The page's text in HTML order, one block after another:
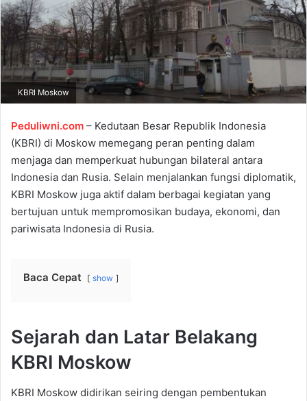
e
m
a
i
KBRI Moskow
Peduliwni.com – Kedutaan Besar Republik Indonesia
(KBRI) di Moskow memegang peran penting dalam
menjaga dan memperkuat hubungan bilateral antara
Indonesia dan Rusia. Selain menjalankan fungsi diplomatik,
KBRI Moskow juga aktif dalam berbagai kegiatan yang
bertujuan untuk mempromosikan budaya, ekonomi, dan
pariwisata Indonesia di Rusia.
Baca Cepat show
Sejarah dan Latar Belakang
KBRI Moskow
KBRI Moskow didirikan seiring dengan pembentukan